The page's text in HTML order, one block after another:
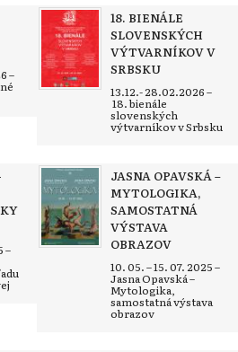
–
18. BIENÁLE
SLOVENSKÝCH
VÝTVARNÍKOV V
SRBSKU
13.12.- 28.02.2026 –
18. bienále
slovenských
výtvarníkov v Srbsku
–
JASNA OPAVSKÁ –
MYTOLOGIKA,
SAMOSTATNÁ
VÝSTAVA
OBRAZOV
10. 05. – 15. 07. 2025 –
Jasna Opavská –
Mytologika,
samostatná výstava
obrazov